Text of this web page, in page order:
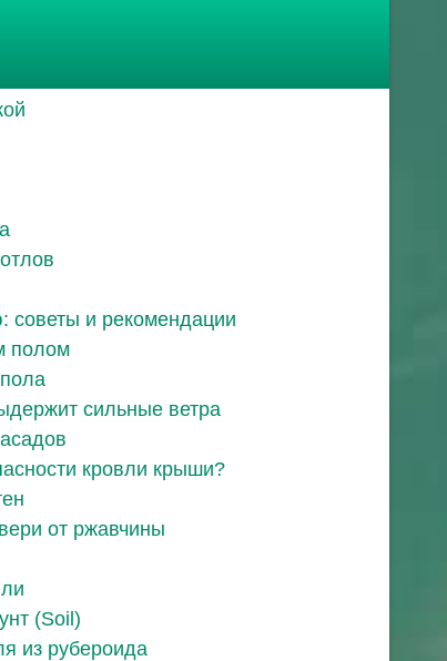
советы и рекомендации
полом
сильные ветра
кровли крыши?
от ржавчины
(Soil)
из рубероида